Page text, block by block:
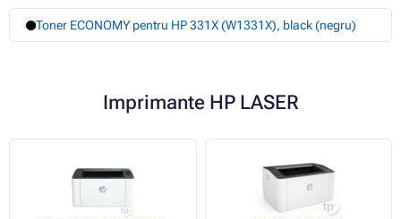
Toner ECONOMY pentru HP 331X (W1331X), black (negru)
Imprimante HP LASER